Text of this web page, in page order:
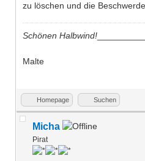
zu löschen und die
Schönen Halbwind!
Malte
Homepage Suchen
Micha
Pirat